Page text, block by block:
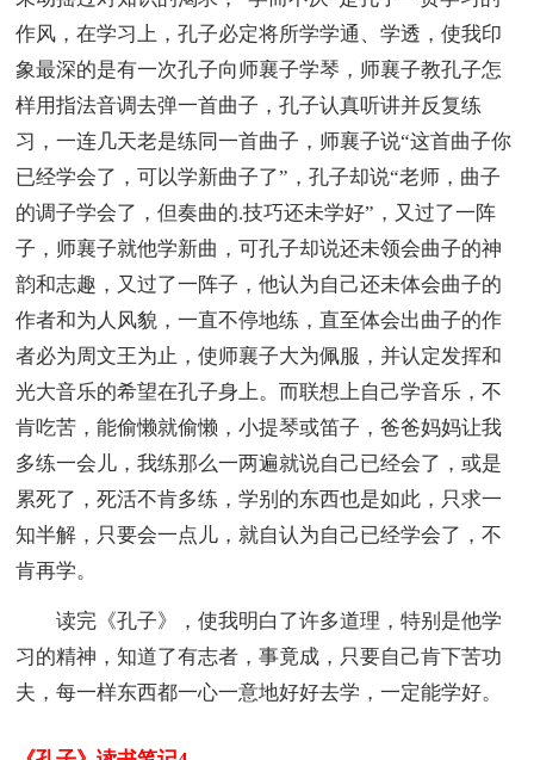
作风，在学习上，孔子必定将所学学通、学透，使我印
象最深的是有一次孔子向师襄子学琴，师襄子教孔子怎
样用指法音调去弹一首曲子，孔子认真听讲并反复练
习，一连几天老是练同一首曲子，师襄子说“这首曲子你
已经学会了，可以学新曲子了”，孔子却说“老师，曲子
的调子学会了，但奏曲的.技巧还未学好”，又过了一阵
子，师襄子就他学新曲，可孔子却说还未领会曲子的神
韵和志趣，又过了一阵子，他认为自己还未体会曲子的
作者和为人风貌，一直不停地练，直至体会出曲子的作
者必为周文王为止，使师襄子大为佩服，并认定发挥和
光大音乐的希望在孔子身上。而联想上自己学音乐，不
肯吃苦，能偷懒就偷懒，小提琴或笛子，爸爸妈妈让我
多练一会儿，我练那么一两遍就说自己已经会了，或是
累死了，死活不肯多练，学别的东西也是如此，只求一
知半解，只要会一点儿，就自认为自己已经学会了，不
肯再学。
读完《孔子》，使我明白了许多道理，特别是他学
习的精神，知道了有志者，事竟成，只要自己肯下苦功
夫，每一样东西都一心一意地好好去学，一定能学好。